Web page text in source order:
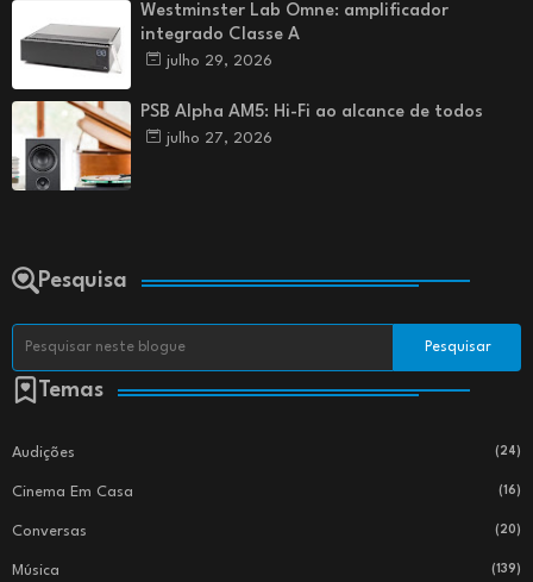
Westminster Lab Omne: amplificador
integrado Classe A
julho 29, 2026
PSB Alpha AM5: Hi-Fi ao alcance de todos
julho 27, 2026
Pesquisa
Temas
Audições (24)
Cinema Em Casa (16)
Conversas (20)
Música (139)